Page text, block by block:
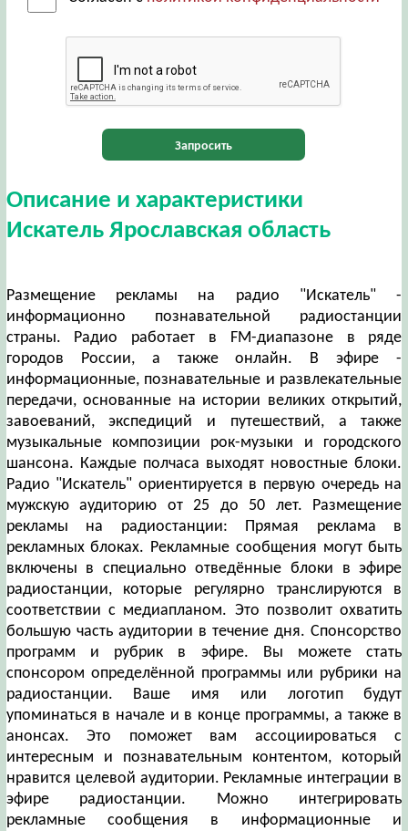
Запросить
Описание и характеристики
Искатель Ярославская область
Размещение рекламы на радио "Искатель" -
информационно познавательной радиостанции
страны. Радио работает в FM-диапазоне в ряде
городов России, а также онлайн. В эфире -
информационные, познавательные и развлекательные
передачи, основанные на истории великих открытий,
завоеваний, экспедиций и путешествий, а также
музыкальные композиции рок-музыки и городского
шансона. Каждые полчаса выходят новостные блоки.
Радио "Искатель" ориентируется в первую очередь на
мужскую аудиторию от 25 до 50 лет. Размещение
рекламы на радиостанции: Прямая реклама в
рекламных блоках. Рекламные сообщения могут быть
включены в специально отведённые блоки в эфире
радиостанции, которые регулярно транслируются в
соответствии с медиапланом. Это позволит охватить
большую часть аудитории в течение дня. Спонсорство
программ и рубрик в эфире. Вы можете стать
спонсором определённой программы или рубрики на
радиостанции. Ваше имя или логотип будут
упоминаться в начале и в конце программы, а также в
анонсах. Это поможет вам ассоциироваться с
интересным и познавательным контентом, который
нравится целевой аудитории. Рекламные интеграции в
эфире радиостанции. Можно интегрировать
рекламные сообщения в информационные и